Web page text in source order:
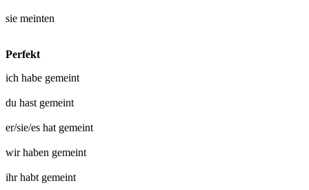
sie meinten
Perfekt
ich habe gemeint
du hast gemeint
er/sie/es hat gemeint
wir haben gemeint
ihr habt gemeint